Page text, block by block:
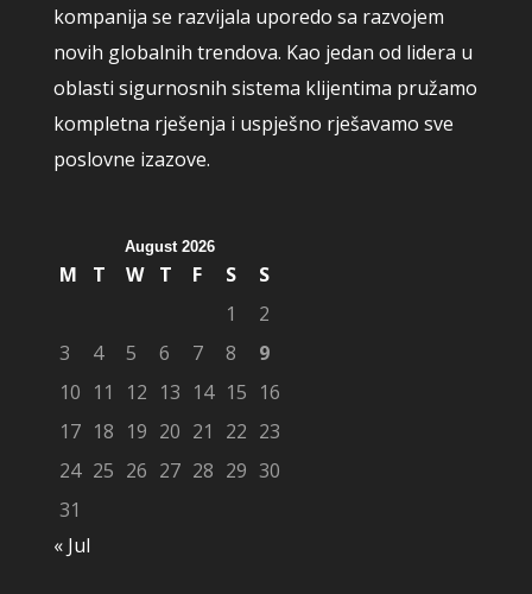
kompanija se razvijala uporedo sa razvojem
novih globalnih trendova. Kao jedan od lidera u
oblasti sigurnosnih sistema klijentima pružamo
kompletna rješenja i uspješno rješavamo sve
poslovne izazove.
August 2026
M T W T F S
S
1
2
3
4 5 6 7 8
9
10 11 12 13 14 15 16
17 18 19 20 21 22 23
24 25 26 27 28 29 30
31
« Jul